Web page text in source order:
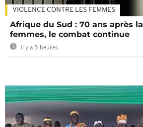
VIOLENCE CONTRE LES FEMMES
Afrique du Sud : 70 ans après
femmes, le combat continue
Il y a 5 heures